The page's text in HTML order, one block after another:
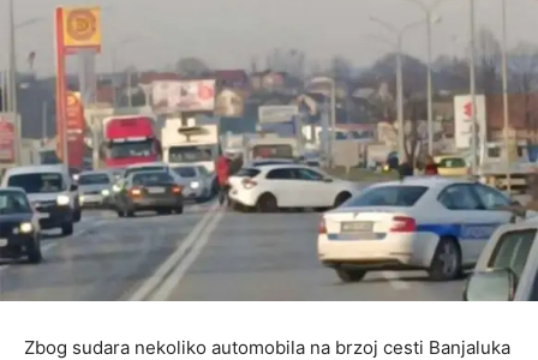
Zbog sudara nekoliko automobila na brzoj cesti Banjaluka